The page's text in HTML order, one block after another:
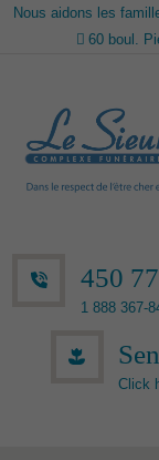
Nous aidons les
60 boul.
450
1 888 367-
Click